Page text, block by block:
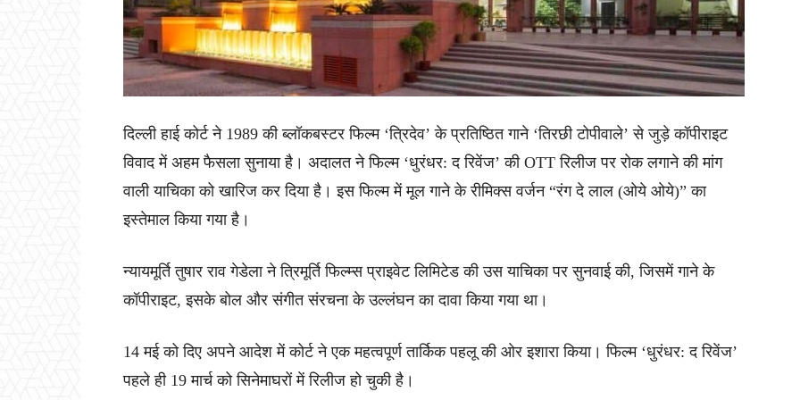
दिल्ली हाई कोर्ट ने 1989 की ब्लॉकबस्टर फिल्म ‘त्रिदेव’ के प्रतिष्ठित गाने ‘तिरछी टोपीवाले’ से जुड़े कॉपीराइट
विवाद में अहम फैसला सुनाया है। अदालत ने फिल्म ‘धुरंधर: द रिवेंज’ की OTT रिलीज पर रोक लगाने की मांग
वाली याचिका को खारिज कर दिया है। इस फिल्म में मूल गाने के रीमिक्स वर्जन “रंग दे लाल (ओये ओये)” का
इस्तेमाल किया गया है।
न्यायमूर्ति तुषार राव गेडेला ने त्रिमूर्ति फिल्म्स प्राइवेट लिमिटेड की उस याचिका पर सुनवाई की, जिसमें गाने के
कॉपीराइट, इसके बोल और संगीत संरचना के उल्लंघन का दावा किया गया था।
14 मई को दिए अपने आदेश में कोर्ट ने एक महत्वपूर्ण तार्किक पहलू की ओर इशारा किया। फिल्म ‘धुरंधर: द रिवेंज’
पहले ही 19 मार्च को सिनेमाघरों में रिलीज हो चुकी है।